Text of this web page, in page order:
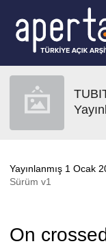
Yayınlanmış 1 Ocak
Sürüm v1
On